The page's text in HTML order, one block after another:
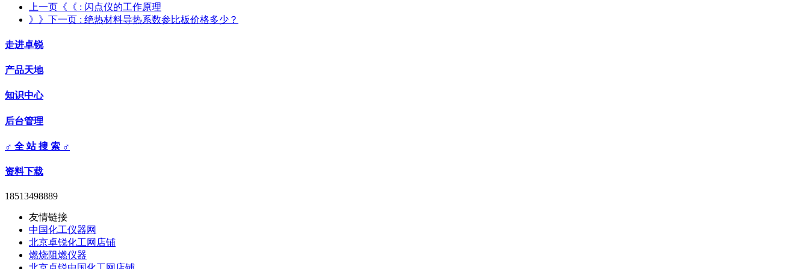
上一页《《 : 闪点仪的工作原理
》》下一页 : 绝热材料导热系数参比板价格多少？
走进卓锐
产品天地
知识中心
后台管理
♂ 全 站 搜 索 ♂
资料下载
18513498889
友情链接
中国化工仪器网
北京卓锐化工网店铺
燃烧阻燃仪器